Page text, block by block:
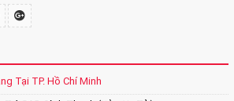
Tại TP. Hồ Chí Minh